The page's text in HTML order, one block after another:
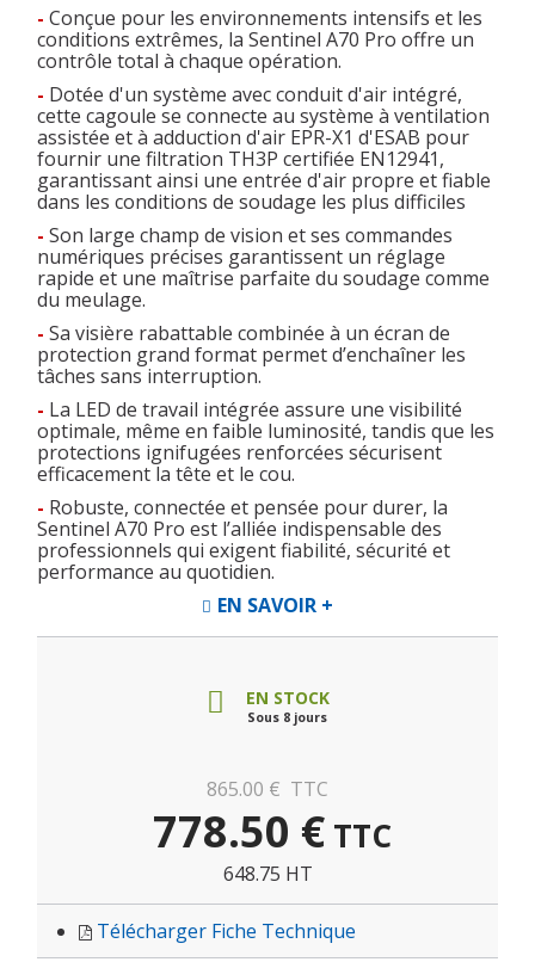
- Conçue pour les environnements intensifs et les
conditions extrêmes, la Sentinel A70 Pro offre un
contrôle total à chaque opération.
- Dotée d'un système avec conduit d'air intégré,
cette cagoule se connecte au système à ventilation
assistée et à adduction d'air EPR-X1 d'ESAB pour
fournir une filtration TH3P certifiée EN12941,
garantissant ainsi une entrée d'air propre et fiable
dans les conditions de soudage les plus difficiles
- Son large champ de vision et ses commandes
numériques précises garantissent un réglage
rapide et une maîtrise parfaite du soudage comme
du meulage.
- Sa visière rabattable combinée à un écran de
protection grand format permet d’enchaîner les
tâches sans interruption.
- La LED de travail intégrée assure une visibilité
optimale, même en faible luminosité, tandis que les
protections ignifugées renforcées sécurisent
efficacement la tête et le cou.
- Robuste, connectée et pensée pour durer, la
Sentinel A70 Pro est l’alliée indispensable des
professionnels qui exigent fiabilité, sécurité et
performance au quotidien.
EN SAVOIR +
EN STOCK
Sous 8 jours
865.00 € TTC
778.50 € TTC
648.75 HT
Télécharger Fiche Technique